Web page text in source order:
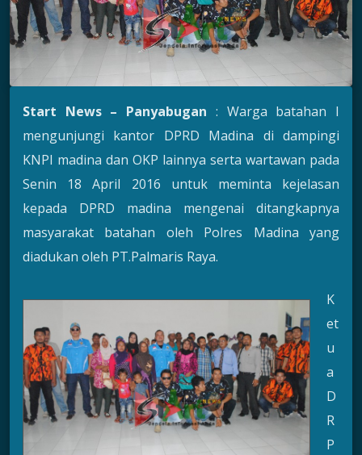
Start News – Panyabugan : Warga batahan I
mengunjungi kantor DPRD Madina di dampingi
KNPI madina dan OKP lainnya serta wartawan pada
Senin 18 April 2016 untuk meminta kejelasan
kepada DPRD madina mengenai ditangkapnya
masyarakat batahan oleh Polres Madina yang
diadukan oleh PT.Palmaris Raya.
K
et
u
a
D
R
P